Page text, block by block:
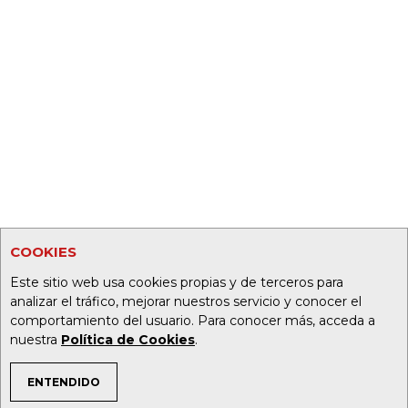
COOKIES
Este sitio web usa cookies propias y de terceros para
analizar el tráfico, mejorar nuestros servicio y conocer el
comportamiento del usuario. Para conocer más, acceda a
nuestra Política de Cookies.
ENTENDIDO
TEMAS DE INTERÉS